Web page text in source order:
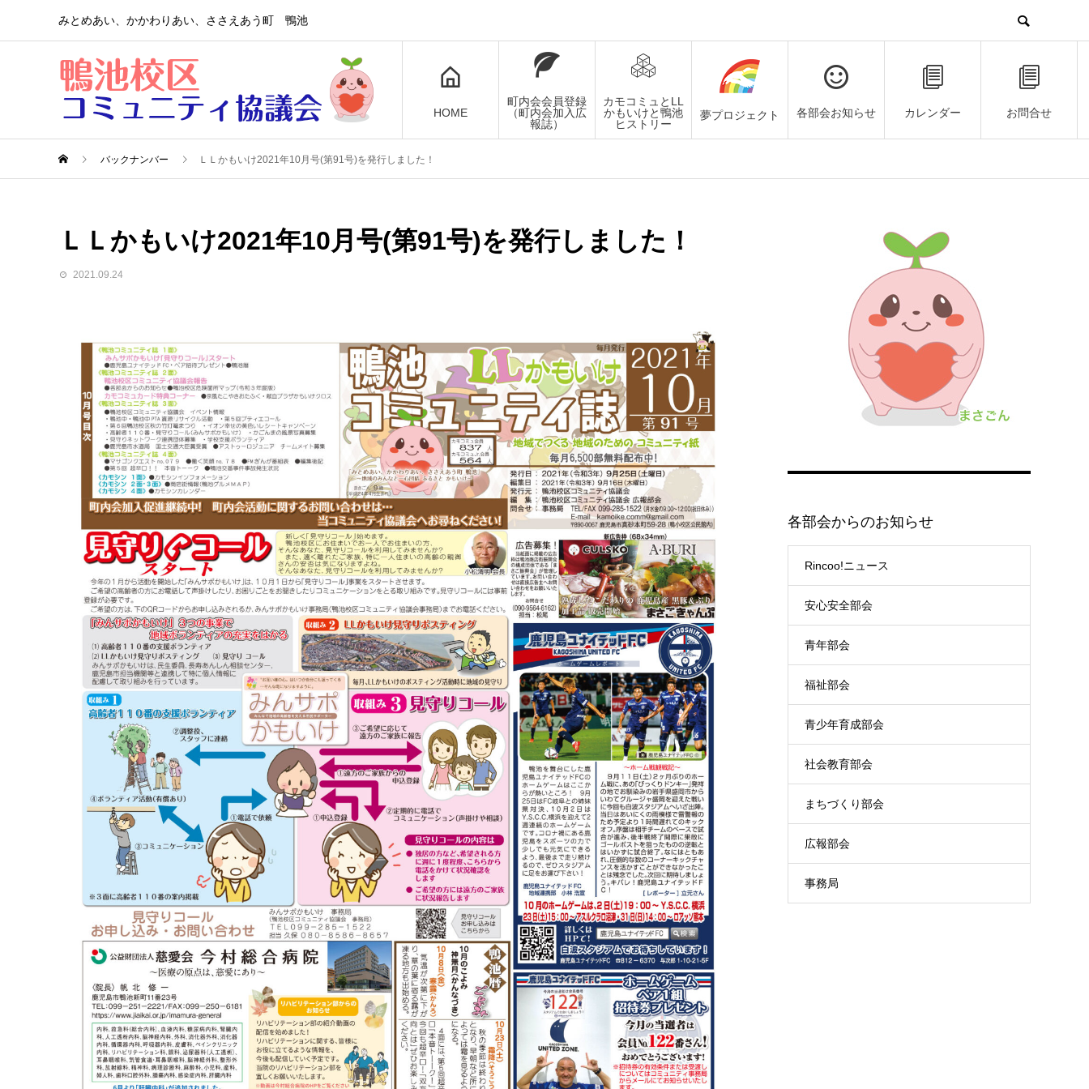
みとめあい、かかわりあい、ささえあう町 鴨池
HOME
町内会会員登録
（町内会加入広
報誌）
カモコミュとLL
かもいけと鴨池
ヒストリー
夢プロジェクト 各部会お知らせ カレンダー お問合せ
バックナンバー ＬＬかもいけ2021年10月号(第91号)を発行しました！
ＬＬかもいけ2021年10月号(第91号)を発行しました！
2021.09.24
各部会からのお知らせ
Rincoo!ニュース
安心安全部会
青年部会
福祉部会
青少年育成部会
社会教育部会
まちづくり部会
広報部会
事務局